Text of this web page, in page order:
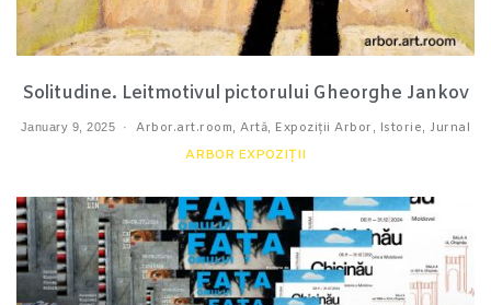
Solitudine. Leitmotivul pictorului Gheorghe Jankov
January 9, 2025 Arbor.art.room Artă Expoziții Arbor Istorie Jurnal
ARBOR EXPOZIȚII